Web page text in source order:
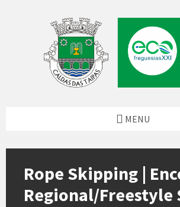
MENU
Rope Skipping |
Regional/Freestyle